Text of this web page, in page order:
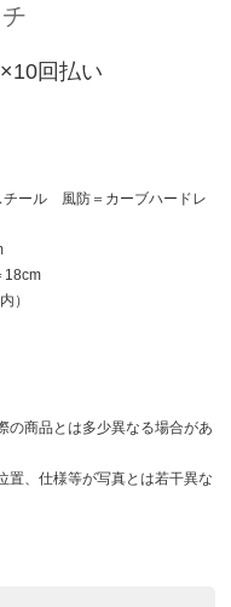
回払い
チール 風防＝カーブハードレ
18cm
）
商品とは多少異なる場合があ
、仕様等が写真とは若干異な